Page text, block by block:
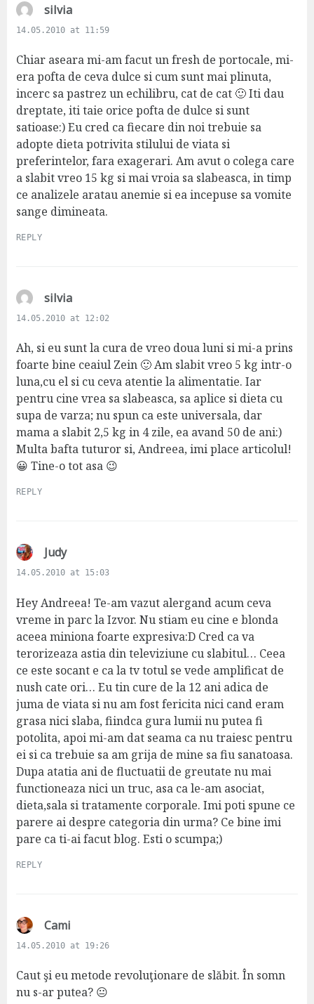
silvias
a
s
:
14.05.2010 at 11:59
Chiar aseara mi-am facut un fresh de portocale, mi-
era pofta de ceva dulce si cum sunt mai plinuta,
incerc sa pastrez un echilibru, cat de cat 🙂 Iti dau
dreptate, iti taie orice pofta de dulce si sunt
satioase:) Eu cred ca fiecare din noi trebuie sa
adopte dieta potrivita stilului de viata si
preferintelor, fara exagerari. Am avut o colega care
a slabit vreo 15 kg si mai vroia sa slabeasca, in timp
ce analizele aratau anemie si ea incepuse sa vomite
sange dimineata.
REPLY
silvias
a
s
:
14.05.2010 at 12:02
Ah, si eu sunt la cura de vreo doua luni si mi-a prins
foarte bine ceaiul Zein 🙂 Am slabit vreo 5 kg intr-o
luna,cu el si cu ceva atentie la alimentatie. Iar
pentru cine vrea sa slabeasca, sa aplice si dieta cu
supa de varza; nu spun ca este universala, dar
mama a slabit 2,5 kg in 4 zile, ea avand 50 de ani:)
Multa bafta tuturor si, Andreea, imi place articolul!
😀 Tine-o tot asa 😉
REPLY
Judys
a
s
:
14.05.2010 at 15:03
Hey Andreea! Te-am vazut alergand acum ceva
vreme in parc la Izvor. Nu stiam eu cine e blonda
aceea miniona foarte expresiva:D Cred ca va
terorizeaza astia din televiziune cu slabitul… Ceea
ce este socant e ca la tv totul se vede amplificat de
nush cate ori… Eu tin cure de la 12 ani adica de
juma de viata si nu am fost fericita nici cand eram
grasa nici slaba, fiindca gura lumii nu putea fi
potolita, apoi mi-am dat seama ca nu traiesc pentru
ei si ca trebuie sa am grija de mine sa fiu sanatoasa.
Dupa atatia ani de fluctuatii de greutate nu mai
functioneaza nici un truc, asa ca le-am asociat,
dieta,sala si tratamente corporale. Imi poti spune ce
parere ai despre categoria din urma? Ce bine imi
pare ca ti-ai facut blog. Esti o scumpa;)
REPLY
Camis
a
s
:
14.05.2010 at 19:26
Caut şi eu metode revoluţionare de slăbit. În somn
nu s-ar putea? 😐